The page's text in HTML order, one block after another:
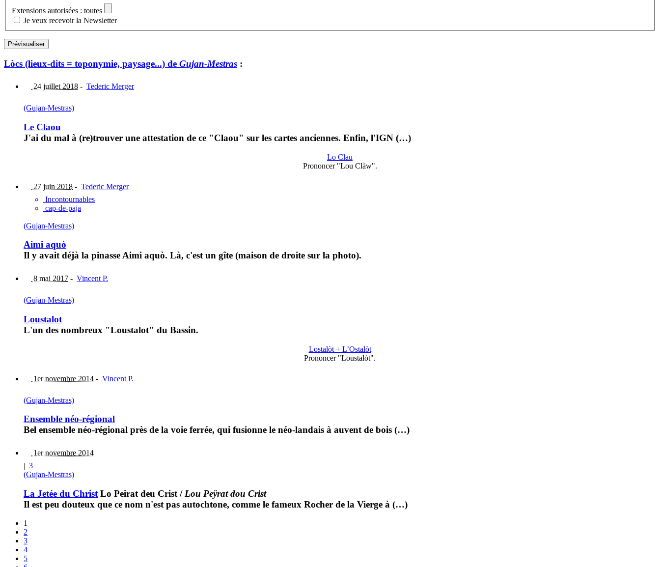
Extensions autorisées : toutes
Je veux recevoir la Newsletter
Lòcs (lieux-dits = toponymie, paysage...) de Gujan-Mestras :
24 juillet 2018 - Tederic Merger
(Gujan-Mestras)
Le Claou
J'ai du mal à (re)trouver une attestation de ce "Claou" sur les cartes anciennes. Enfin, l'IGN (…)
Lo Clau
Prononcer "Lou Clàw".
27 juin 2018 - Tederic Merger
Incontournables
cap-de-paja
(Gujan-Mestras)
Aimi aquò
Il y avait déjà la pinasse Aimi aquò. Là, c'est un gîte (maison de droite sur la photo).
8 mai 2017 - Vincent P.
(Gujan-Mestras)
Loustalot
L'un des nombreux "Loustalot" du Bassin.
Lostalòt + L’Ostalòt
Prononcer "Loustalòt".
1er novembre 2014 - Vincent P.
(Gujan-Mestras)
Ensemble néo-régional
Bel ensemble néo-régional près de la voie ferrée, qui fusionne le néo-landais à auvent de bois (…)
1er novembre 2014
| 3
(Gujan-Mestras)
La Jetée du Christ Lo Peirat deu Crist / Lou Peÿrat dou Crist
Il est peu douteux que ce nom n'est pas autochtone, comme le fameux Rocher de la Vierge à (…)
1
2
3
4
5